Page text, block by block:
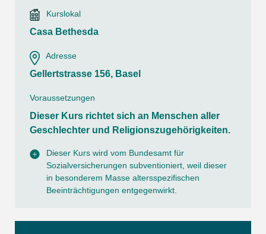
Kurslokal
Casa Bethesda
Adresse
Gellertstrasse 156, Basel
Voraussetzungen
Dieser Kurs richtet sich an Menschen aller
Geschlechter und Religionszugehörigkeiten.
Dieser Kurs wird vom Bundesamt für
Sozialversicherungen subventioniert, weil dieser
in besonderem Masse altersspezifischen
Beeinträchtigungen entgegenwirkt.